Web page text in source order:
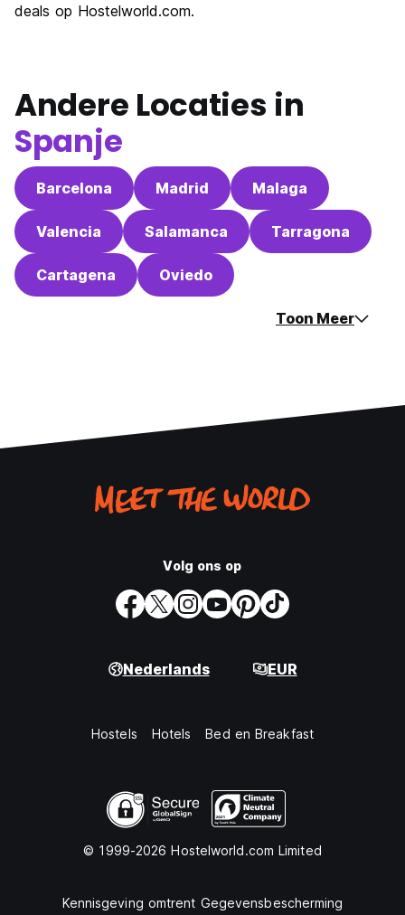
deals op Hostelworld.com.
Andere Locaties in
Spanje
Barcelona Madrid Malaga
Valencia Salamanca Tarragona
Cartagena Oviedo
Toon Meer
Volg ons op
Nederlands EUR
Hostels Hotels Bed en Breakfast
© 1999-2026 Hostelworld.com Limited
Kennisgeving omtrent Gegevensbescherming